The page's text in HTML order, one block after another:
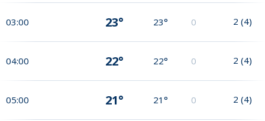
03:00 23° 23° 0 2 (4)
04:00 22° 22° 0 2 (4)
05:00 21° 21° 0 2 (4)